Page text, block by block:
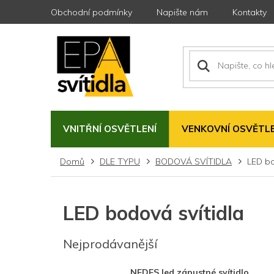
Obchodní podmínky Napište nám Kontakty
VNITŘNÍ OSVĚTLENÍ VENKOVNÍ
Domů DLE TYPU BODOVÁ SVÍTIDLA LED
LED bodová svítidla
Nejprodávanější